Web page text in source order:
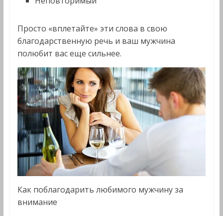
Просто «вплетайте» эти слова в свою
благодарственную речь и ваш мужчина
полюбит вас еще сильнее.
Как поблагодарить любимого мужчину за
внимание